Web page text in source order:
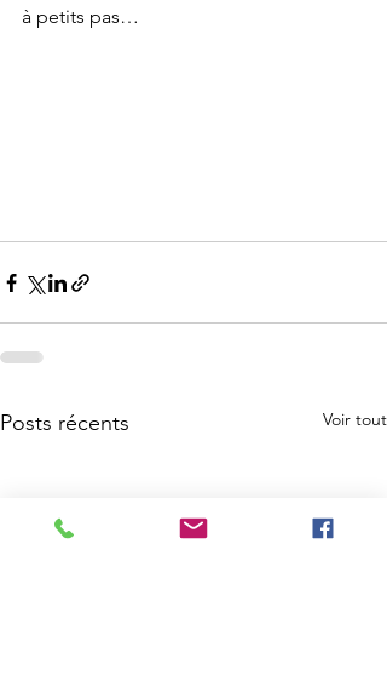
à petits pas…
Posts récents Voir tout